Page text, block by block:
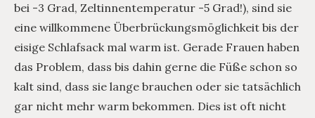
bei -3 Grad, Zeltinnentemperatur -5 Grad!), sind sie
eine willkommene Überbrückungsmöglichkeit bis der
eisige Schlafsack mal warm ist. Gerade Frauen haben
das Problem, dass bis dahin gerne die Füße schon so
kalt sind, dass sie lange brauchen oder sie tatsächlich
gar nicht mehr warm bekommen. Dies ist oft nicht